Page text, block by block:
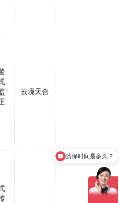
云境天合
质保时间是多久？